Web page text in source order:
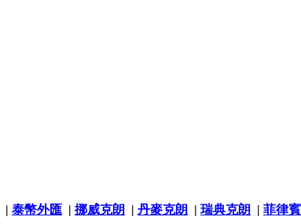
| 泰幣外匯 | 挪威克朗 | 丹麥克朗 | 瑞典克朗 | 菲律賓